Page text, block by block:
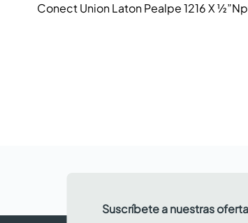
Conect Union Laton Pealpe 1216 X
Suscríbete a nuestras